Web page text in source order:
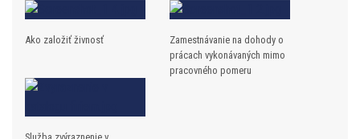
Ako založiť živnosť
Zamestnávanie na dohody o
prácach vykonávaných mimo
pracovného pomeru